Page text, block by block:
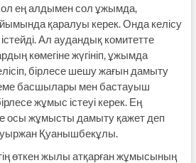
ең алдымен сол ұжымда,
қаралуы керек. Онда келісу
Ал аудандық комитетте
көмегіне жүгініп, ұжымда
бір­лесе шешу жағын дамыту
басшылары мен бастауыш
жұмыс істеуі керек. Ең
осы жұмысты дамыту қажет деп
Қуанышбекұлы.
өткен жылы атқарған жұмысының